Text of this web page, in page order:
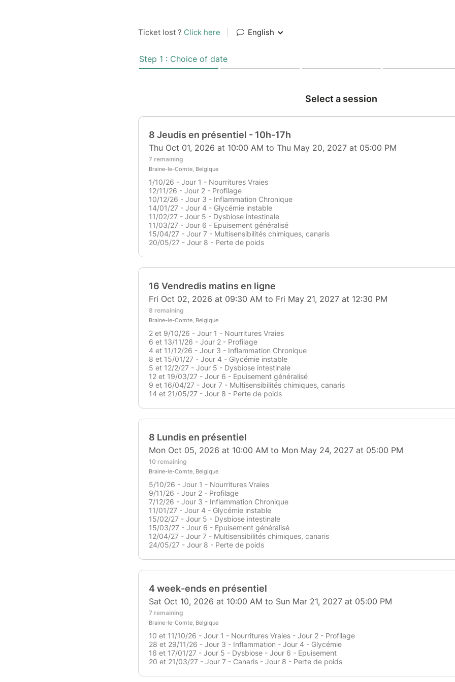
Ticket lost ? Click here English
Step 1 : Choice of date
Select a session
8 Jeudis en présentiel - 10h-17h
Thu Oct 01, 2026 at 10:00 AM to Thu May 20, 2027 at 05:00 PM
7 remaining
Braine-le-Comte, Belgique
1/10/26 - Jour 1 - Nourritures Vraies
12/11/26 - Jour 2 - Profilage
10/12/26 - Jour 3 - Inflammation Chronique
14/01/27 - Jour 4 - Glycémie instable
11/02/27 - Jour 5 - Dysbiose intestinale
11/03/27 - Jour 6 - Epuisement généralisé
15/04/27 - Jour 7 - Multisensibilités chimiques, canaris
20/05/27 - Jour 8 - Perte de poids
16 Vendredis matins en ligne
Fri Oct 02, 2026 at 09:30 AM to Fri May 21, 2027 at 12:30 PM
8 remaining
Braine-le-Comte, Belgique
2 et 9/10/26 - Jour 1 - Nourritures Vraies
6 et 13/11/26 - Jour 2 - Profilage
4 et 11/12/26 - Jour 3 - Inflammation Chronique
8 et 15/01/27 - Jour 4 - Glycémie instable
5 et 12/2/27 - Jour 5 - Dysbiose intestinale
12 et 19/03/27 - Jour 6 - Epuisement généralisé
9 et 16/04/27 - Jour 7 - Multisensibilités chimiques, canaris
14 et 21/05/27 - Jour 8 - Perte de poids
8 Lundis en présentiel
Mon Oct 05, 2026 at 10:00 AM to Mon May 24, 2027 at 05:00 PM
10 remaining
Braine-le-Comte, Belgique
5/10/26 - Jour 1 - Nourritures Vraies
9/11/26 - Jour 2 - Profilage
7/12/26 - Jour 3 - Inflammation Chronique
11/01/27 - Jour 4 - Glycémie instable
15/02/27 - Jour 5 - Dysbiose intestinale
15/03/27 - Jour 6 - Epuisement généralisé
12/04/27 - Jour 7 - Multisensibilités chimiques, canaris
24/05/27 - Jour 8 - Perte de poids
4 week-ends en présentiel
Sat Oct 10, 2026 at 10:00 AM to Sun Mar 21, 2027 at 05:00 PM
7 remaining
Braine-le-Comte, Belgique
10 et 11/10/26 - Jour 1 - Nourritures Vraies - Jour 2 - Profilage
28 et 29/11/26 - Jour 3 - Inflammation - Jour 4 - Glycémie
16 et 17/01/27 - Jour 5 - Dysbiose - Jour 6 - Epuisement
20 et 21/03/27 - Jour 7 - Canaris - Jour 8 - Perte de poids